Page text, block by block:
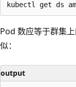
Pod 数应等于群集
似：
output